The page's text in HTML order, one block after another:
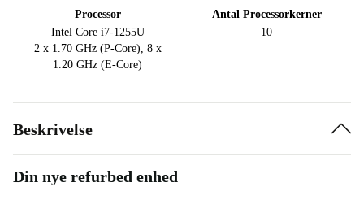
Processor
Intel Core i7-1255U
2 x 1.70 GHz (P-Core), 8 x
1.20 GHz (E-Core)
Antal Processorkerner
10
Beskrivelse
Din nye refurbed enhed